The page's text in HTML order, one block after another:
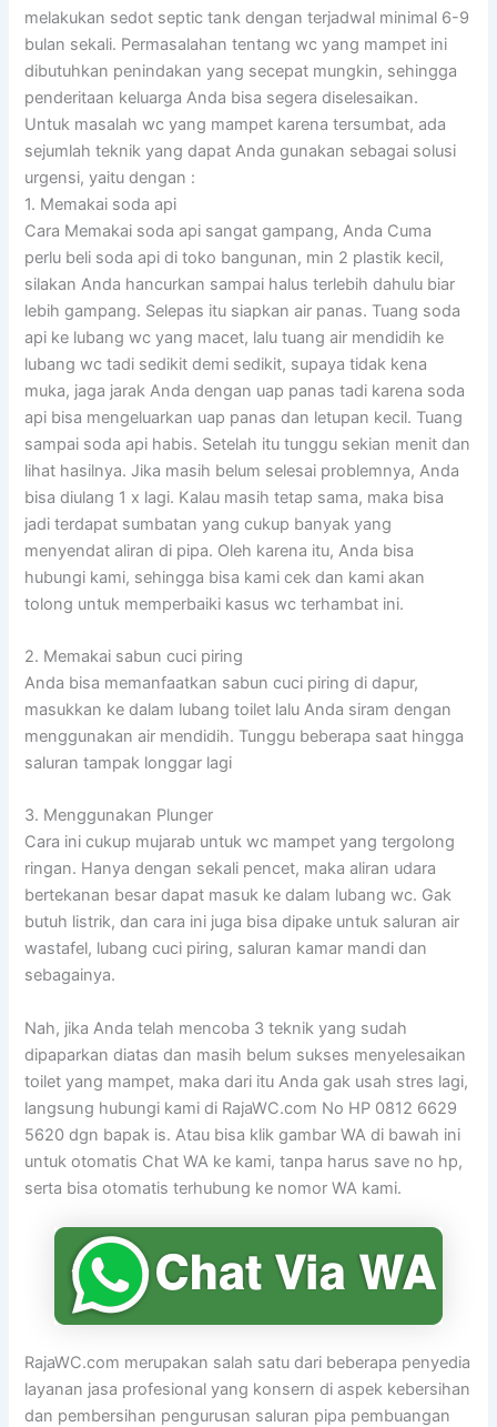
melakukan sedot septic tank dengan terjadwal minimal 6-9
bulan sekali. Permasalahan tentang wc yang mampet ini
dibutuhkan penindakan yang secepat mungkin, sehingga
penderitaan keluarga Anda bisa segera diselesaikan.
Untuk masalah wc yang mampet karena tersumbat, ada
sejumlah teknik yang dapat Anda gunakan sebagai solusi
urgensi, yaitu dengan :
1. Memakai soda api
Cara Memakai soda api sangat gampang, Anda Cuma
perlu beli soda api di toko bangunan, min 2 plastik kecil,
silakan Anda hancurkan sampai halus terlebih dahulu biar
lebih gampang. Selepas itu siapkan air panas. Tuang soda
api ke lubang wc yang macet, lalu tuang air mendidih ke
lubang wc tadi sedikit demi sedikit, supaya tidak kena
muka, jaga jarak Anda dengan uap panas tadi karena soda
api bisa mengeluarkan uap panas dan letupan kecil. Tuang
sampai soda api habis. Setelah itu tunggu sekian menit dan
lihat hasilnya. Jika masih belum selesai problemnya, Anda
bisa diulang 1 x lagi. Kalau masih tetap sama, maka bisa
jadi terdapat sumbatan yang cukup banyak yang
menyendat aliran di pipa. Oleh karena itu, Anda bisa
hubungi kami, sehingga bisa kami cek dan kami akan
tolong untuk memperbaiki kasus wc terhambat ini.
2. Memakai sabun cuci piring
Anda bisa memanfaatkan sabun cuci piring di dapur,
masukkan ke dalam lubang toilet lalu Anda siram dengan
menggunakan air mendidih. Tunggu beberapa saat hingga
saluran tampak longgar lagi
3. Menggunakan Plunger
Cara ini cukup mujarab untuk wc mampet yang tergolong
ringan. Hanya dengan sekali pencet, maka aliran udara
bertekanan besar dapat masuk ke dalam lubang wc. Gak
butuh listrik, dan cara ini juga bisa dipake untuk saluran air
wastafel, lubang cuci piring, saluran kamar mandi dan
sebagainya.
Nah, jika Anda telah mencoba 3 teknik yang sudah
dipaparkan diatas dan masih belum sukses menyelesaikan
toilet yang mampet, maka dari itu Anda gak usah stres lagi,
langsung hubungi kami di RajaWC.com No HP 0812 6629
5620 dgn bapak is. Atau bisa klik gambar WA di bawah ini
untuk otomatis Chat WA ke kami, tanpa harus save no hp,
serta bisa otomatis terhubung ke nomor WA kami.
RajaWC.com merupakan salah satu dari beberapa penyedia
layanan jasa profesional yang konsern di aspek kebersihan
dan pembersihan pengurusan saluran pipa pembuangan